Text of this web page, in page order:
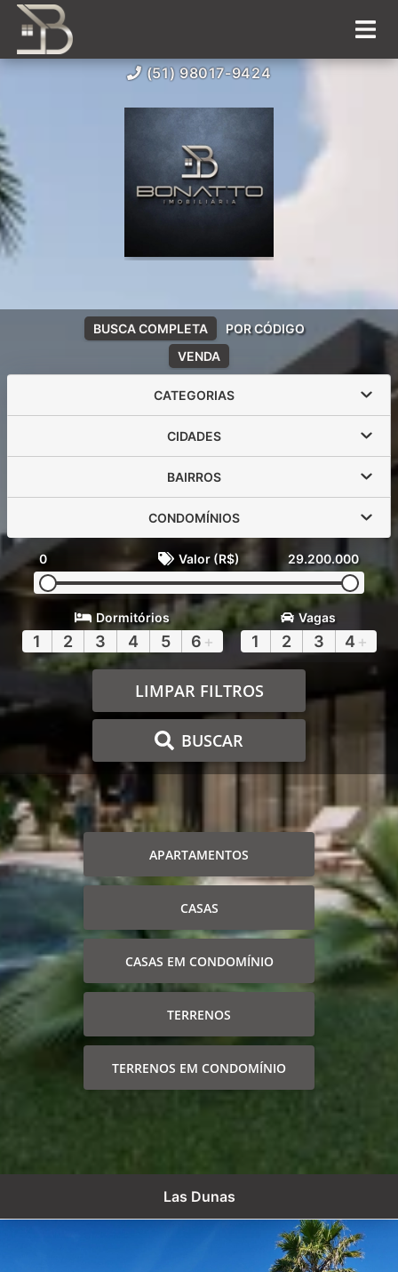
(51) 98017-9424
VENDA
BUSCA COMPLETA POR CÓDIGO
CATEGORIAS
CIDADES
BAIRROS
CONDOMÍNIOS
0 Valor (R$) 29.200.000
Dormitórios
1 2 3 4 5 6 +
Vagas
1 2 3 4 +
LIMPAR FILTROS
BUSCAR
APARTAMENTOS
CASAS
CASAS EM CONDOMÍNIO
TERRENOS
TERRENOS EM CONDOMÍNIO
Las Dunas